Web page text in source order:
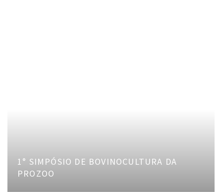
1° SIMPÓSIO DE BOVINOCULTURA DA
PROZOO